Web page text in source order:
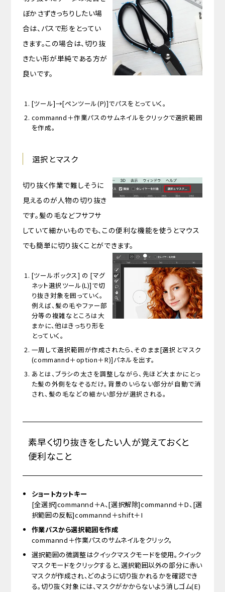
ぼかさずきっちりしたい場
合は、パスで形をとってい
きます。この場合は、切り抜
きたい形が単純である方が
良いです。
[ツール]→[ペンツール(P)]でパスをとっていく。
commannd＋作業パスのサムネイルをクリックで選択範囲
を作成。
選択とマスク
切り抜く作業で難しそうに
見えるのが人物の切り抜き
です。髪の毛などフサフサ
していて細かいものでも、この便利な機能を使うとマウス
でも簡単に切り抜くことができます。
[ツールボックス] の [マグ
ネット選択ツール(L)]で切
り抜き対象を囲っていく。
例えば、髪の毛やファー部
分等の複雑なところは大
まかに、他はきっちり形を
とっていく。
一周して選択範囲が作成されたら、そのまま[選択とマスク
(commannd＋option＋R)]パネルを出す。
あとは、ブラシの太さを調整しながら、先ほど大まかにとっ
た髪の外側をなぞるだけ。背景のいらない部分が自動で消
され、髪の毛などの細かい部分が選択される。
素早く切り抜きをしたい人が覚えておくと
便利なこと
ショートカットキー
[全選択]commannd＋A、[選択解除]commannd＋D、[選
択範囲の反転]commannd＋shift＋I
作業パスから選択範囲を作成
commannd＋作業パスのサムネイルをクリック。
選択範囲の微調整はクイックマスクモードを使用。クイック
マスクモードをクリックすると、選択範囲以外の部分に赤い
マスクが作成され、どのように切り抜かれるかを確認でき
る。切り抜く対象には、マスクがかからないよう消しゴム(E)